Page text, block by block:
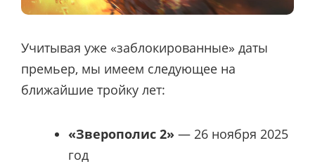
Учитывая уже «заблокированные» даты
премьер, мы имеем следующее на
ближайшие тройку лет:
«Зверополис 2» — 26 ноября 2025
год